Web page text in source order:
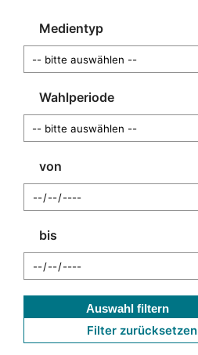
Medientyp
Wahlperiode
von
bis
Auswahl filtern
Filter zurücksetzen